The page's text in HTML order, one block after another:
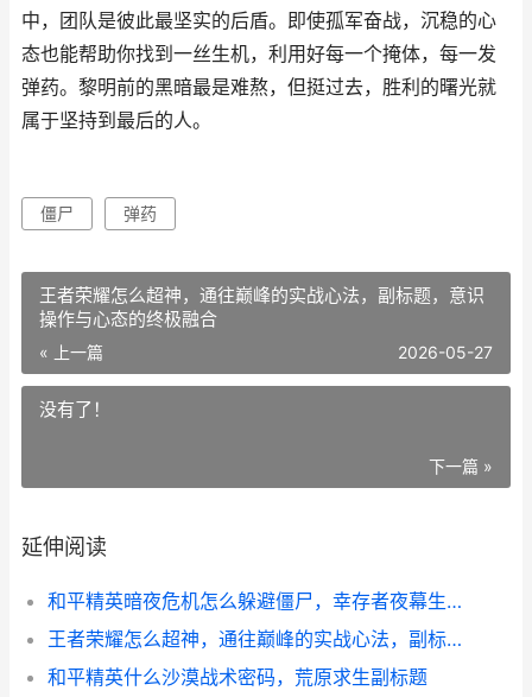
中，团队是彼此最坚实的后盾。即使孤军奋战，沉稳的心
态也能帮助你找到一丝生机，利用好每一个掩体，每一发
弹药。黎明前的黑暗最是难熬，但挺过去，胜利的曙光就
属于坚持到最后的人。
僵尸 弹药
王者荣耀怎么超神，通往巅峰的实战心法，副标题，意识
操作与心态的终极融合
« 上一篇 2026-05-27
没有了！
下一篇 »
延伸阅读
和平精英暗夜危机怎么躲避僵尸，幸存者夜幕生存指南
王者荣耀怎么超神，通往巅峰的实战心法，副标题，意识操作与心态的终极融合
和平精英什么沙漠战术密码，荒原求生副标题